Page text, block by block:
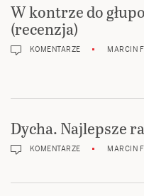
W kontrze do
(recenzja)
KOMENTARZE MARCIN
Dycha. Najlepsze
KOMENTARZE MARCIN